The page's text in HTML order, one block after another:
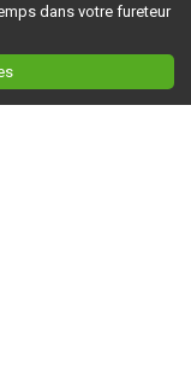
dans votre fureteur